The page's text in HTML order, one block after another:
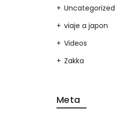
Uncategorized
viaje a japon
Videos
Zakka
Meta